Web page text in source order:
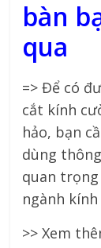
bàn
qua
=> Để có
cắt kính
hảo, bạn
dùng
quan
ngành
>> Xem